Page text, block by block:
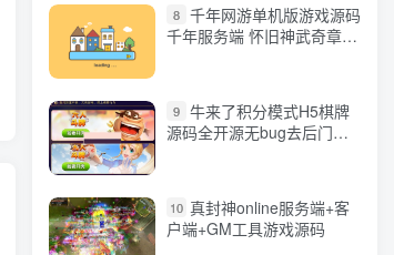
香逸房卡十三水完整游戏源码 适合做二开 星力9代棋牌游戏源码 完整数据+Android+Ios全套APP客户端 解密工具+视频教程(见另个链接)
8 千年网游单机版游戏源码
千年服务端 怀旧神武奇章一
9 牛来了积分模式H5棋牌
源码全开源无bug去后门无
10 真封神online服务端+客
户端+GM工具游戏源码